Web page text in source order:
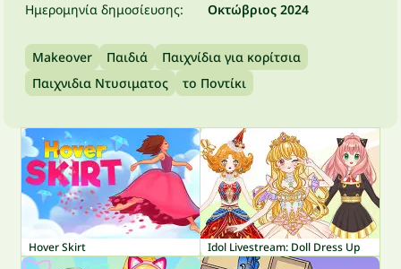
Ημερομηνία δημοσίευσης:
Οκτώβριος 2024
Makeover Παιδιά
Παιχνίδια για κορίτσια
Παιχνιδια Ντυσιματος
το Ποντίκι
Hover Skirt Idol Livestream: Doll Dress Up